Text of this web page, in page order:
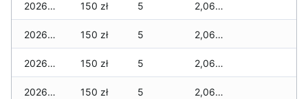
2026-06-12 150 zł 5 2,060 zł
2026-06-11 150 zł 5 2,060 zł
2026-06-10 150 zł 5 2,060 zł
2026-06-09 150 zł 5 2,060 zł